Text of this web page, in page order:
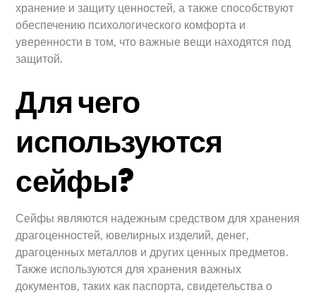
хранение и защиту ценностей, а также способствуют
обеспечению психологического комфорта и
уверенности в том, что важные вещи находятся под
защитой.
Для чего
используются
сейфы?
Сейфы являются надежным средством для хранения
драгоценностей, ювелирных изделий, денег,
драгоценных металлов и других ценных предметов.
Также используются для хранения важных
документов, таких как паспорта, свидетельства о